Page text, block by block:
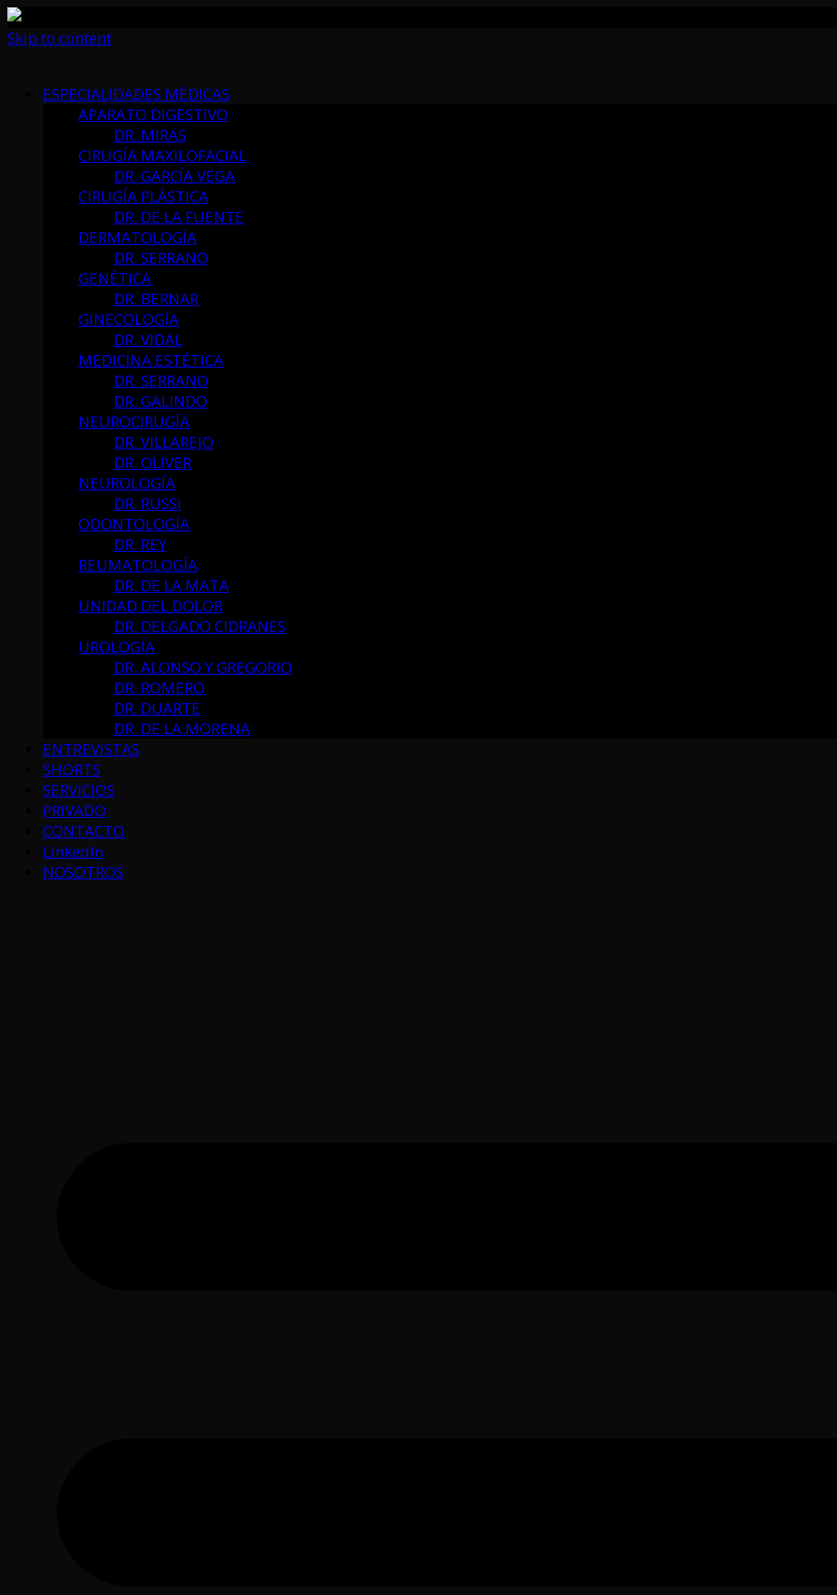
Skip to content
ESPECIALIDADES MÉDICAS
APARATO DIGESTIVO
DR. MIRAS
CIRUGÍA MAXILOFACIAL
DR. GARCÍA VEGA
CIRUGÍA PLÁSTICA
DR. DE LA FUENTE
DERMATOLOGÍA
DR. SERRANO
GENÉTICA
DR. BERNAR
GINECOLOGÍA
DR. VIDAL
MEDICINA ESTÉTICA
DR. SERRANO
DR. GALINDO
NEUROCIRUGÍA
DR. VILLAREJO
DR. OLIVER
NEUROLOGÍA
DR. RUSSI
ODONTOLOGÍA
DR. REY
REUMATOLOGÍA
DR. DE LA MATA
UNIDAD DEL DOLOR
DR. DELGADO CIDRANES
UROLOGÍA
DR. ALONSO Y GREGORIO
DR. ROMERO
DR. DUARTE
DR. DE LA MORENA
ENTREVISTAS
SHORTS
SERVICIOS
PRIVADO
CONTACTO
LinkedIn
NOSOTROS